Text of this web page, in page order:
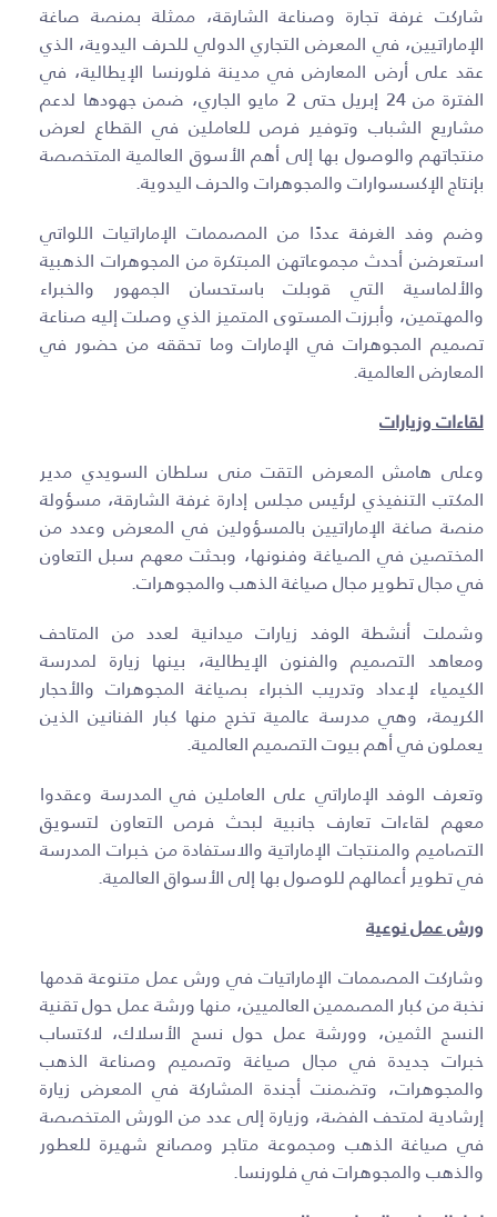
شاركت غرفة تجارة وصناعة الشارقة، ممثلة بمنصة صاغة
الإماراتيين، في المعرض التجاري الدولي للحرف اليدوية، الذي
عقد على أرض المعارض في مدينة فلورنسا الإيطالية، في
الفترة من 24 إبريل حتى 2 مايو الجاري، ضمن جهودها لدعم
مشاريع الشباب وتوفير فرص للعاملين في القطاع لعرض
منتجاتهم والوصول بها إلى أهم الأسوق العالمية المتخصصة
بإنتاج الإكسسوارات والمجوهرات والحرف اليدوية.
وضم وفد الغرفة عددًا من المصممات الإماراتيات اللواتي
استعرضن أحدث مجموعاتهن المبتكرة من المجوهرات الذهبية
والألماسية التي قوبلت باستحسان الجمهور والخبراء
والمهتمين، وأبرزت المستوى المتميز الذي وصلت إليه صناعة
تصميم المجوهرات في الإمارات وما تحققه من حضور في
المعارض العالمية.
لقاءات وزيارات
وعلى هامش المعرض التقت منى سلطان السويدي مدير
المكتب التنفيذي لرئيس مجلس إدارة غرفة الشارقة، مسؤولة
منصة صاغة الإماراتيين بالمسؤولين في المعرض وعدد من
المختصين في الصياغة وفنونها، وبحثت معهم سبل التعاون
في مجال تطوير مجال صياغة الذهب والمجوهرات.
وشملت أنشطة الوفد زيارات ميدانية لعدد من المتاحف
ومعاهد التصميم والفنون الإيطالية، بينها زيارة لمدرسة
الكيمياء لإعداد وتدريب الخبراء بصياغة المجوهرات والأحجار
الكريمة، وهي مدرسة عالمية تخرج منها كبار الفنانين الذين
يعملون في أهم بيوت التصميم العالمية.
وتعرف الوفد الإماراتي على العاملين في المدرسة وعقدوا
معهم لقاءات تعارف جانبية لبحث فرص التعاون لتسويق
التصاميم والمنتجات الإماراتية والاستفادة من خبرات المدرسة
في تطوير أعمالهم للوصول بها إلى الأسواق العالمية.
ورش عمل نوعية
وشاركت المصممات الإماراتيات في ورش عمل متنوعة قدمها
نخبة من كبار المصممين العالميين، منها ورشة عمل حول تقنية
النسج الثمين، وورشة عمل حول نسج الأسلاك، لاكتساب
خبرات جديدة في مجال صياغة وتصميم وصناعة الذهب
والمجوهرات، وتضمنت أجندة المشاركة في المعرض زيارة
إرشادية لمتحف الفضة، وزيارة إلى عدد من الورش المتخصصة
في صياغة الذهب ومجموعة متاجر ومصانع شهيرة للعطور
والذهب والمجوهرات في فلورنسا.